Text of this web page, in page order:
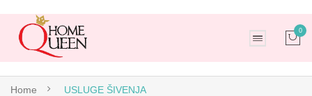
0
Home
USLUGE ŠIVENJA